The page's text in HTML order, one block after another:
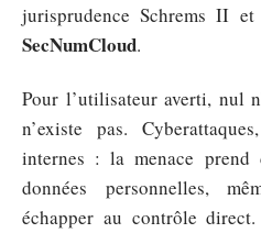
jurisprudence Schrems II
SecNumCloud.
Pour l’utilisateur averti, nul
n’existe pas.
internes : la menace prend
données personnelles,
échapper au contrôle